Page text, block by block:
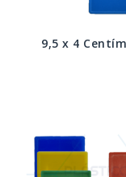
9,5 x 4